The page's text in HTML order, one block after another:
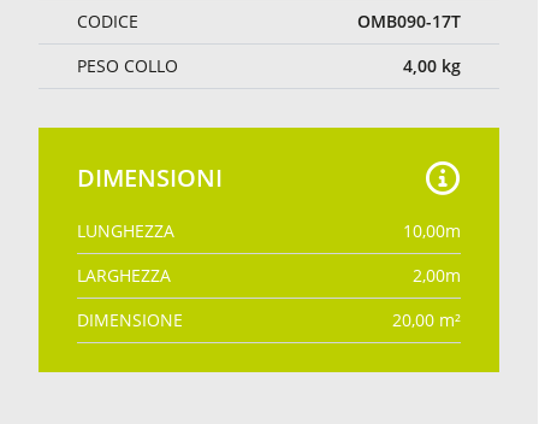
CODICE
OMB090-17T
PESO COLLO
4,00 kg
DIMENSIONI
LUNGHEZZA 10,00m
LARGHEZZA
2,00m
DIMENSIONE
20,00 m²